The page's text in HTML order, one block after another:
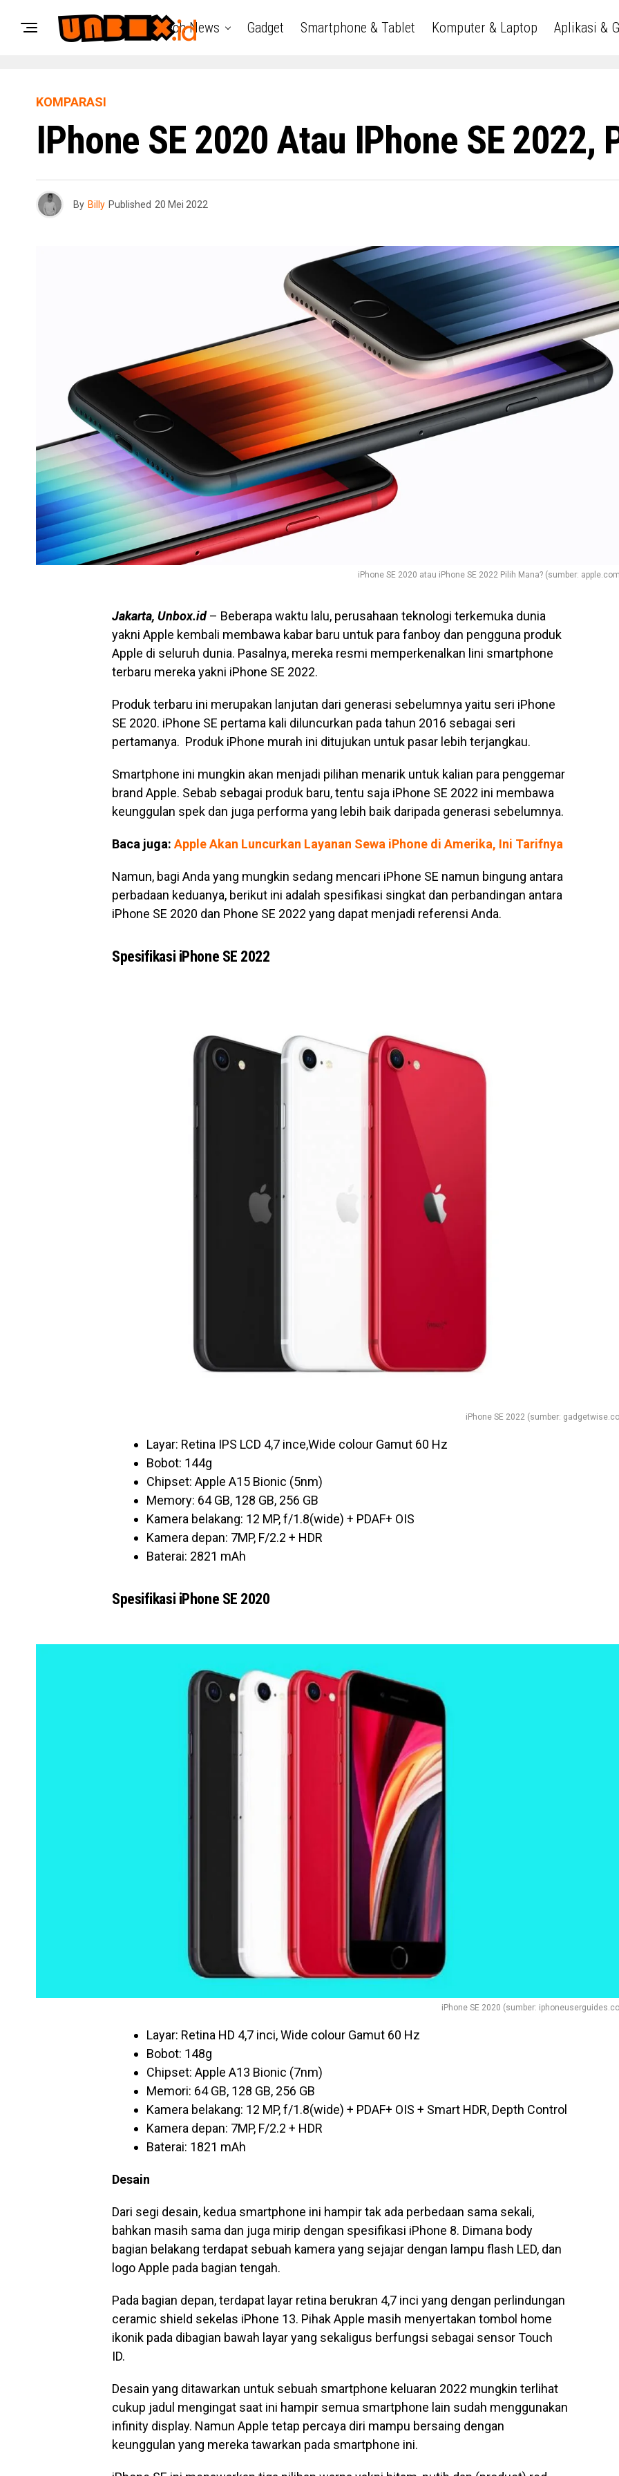
Tech News Gadget Smartphone & Tablet Komputer & Laptop Aplikasi &
KOMPARASI
IPhone SE 2020 Atau IPhone SE 2022,
By Billy Published 20 Mei 2022
iPhone SE 2020 atau iPhone SE 2022 Pilih Mana? (sumber:
Jakarta, Unbox.id– Beberapa waktu lalu, perusahaan teknologi terkemuka dunia
yakni Apple kembali membawa kabar baru untuk para fanboy dan pengguna produk
Apple di seluruh dunia. Pasalnya, mereka resmi memperkenalkan lini smartphone
terbaru mereka yakni iPhone SE 2022.
Produk terbaru ini merupakan lanjutan dari generasi sebelumnya yaitu seri iPhone
SE 2020. iPhone SE pertama kali diluncurkan pada tahun 2016 sebagai seri
pertamanya. Produk iPhone murah ini ditujukan untuk pasar lebih terjangkau.
Smartphone ini mungkin akan menjadi pilihan menarik untuk kalian para penggemar
brand Apple. Sebab sebagai produk baru, tentu saja iPhone SE 2022 ini membawa
keunggulan spek dan juga performa yang lebih baik daripada generasi sebelumnya.
Baca juga: Apple Akan Luncurkan Layanan Sewa iPhone di Amerika, Ini Tarifnya
Namun, bagi Anda yang mungkin sedang mencari iPhone SE namun bingung antara
perbadaan keduanya, berikut ini adalah spesifikasi singkat dan perbandingan antara
iPhone SE 2020 dan Phone SE 2022 yang dapat menjadi referensi Anda.
Spesifikasi iPhone SE 2022
iPhone SE 2022 (sumber:
Layar: Retina IPS LCD 4,7 ince,Wide colour Gamut 60 Hz
Bobot: 144g
Chipset: Apple A15 Bionic (5nm)
Memory: 64 GB, 128 GB, 256 GB
Kamera belakang: 12 MP, f/1.8(wide) + PDAF+ OIS
Kamera depan: 7MP, F/2.2 + HDR
Baterai: 2821 mAh
Spesifikasi iPhone SE 2020
iPhone SE 2020 (sumber:
Layar: Retina HD 4,7 inci, Wide colour Gamut 60 Hz
Bobot: 148g
Chipset: Apple A13 Bionic (7nm)
Memori: 64 GB, 128 GB, 256 GB
Kamera belakang: 12 MP, f/1.8(wide) + PDAF+ OIS + Smart HDR, Depth Control
Kamera depan: 7MP, F/2.2 + HDR
Baterai: 1821 mAh
Desain
Dari segi desain, kedua smartphone ini hampir tak ada perbedaan sama sekali,
bahkan masih sama dan juga mirip dengan spesifikasi iPhone 8. Dimana body
bagian belakang terdapat sebuah kamera yang sejajar dengan lampu flash LED, dan
logo Apple pada bagian tengah.
Pada bagian depan, terdapat layar retina berukran 4,7 inci yang dengan perlindungan
ceramic shield sekelas iPhone 13. Pihak Apple masih menyertakan tombol home
ikonik pada dibagian bawah layar yang sekaligus berfungsi sebagai sensor Touch
ID.
Desain yang ditawarkan untuk sebuah smartphone keluaran 2022 mungkin terlihat
cukup jadul mengingat saat ini hampir semua smartphone lain sudah menggunakan
infinity display. Namun Apple tetap percaya diri mampu bersaing dengan
keunggulan yang mereka tawarkan pada smartphone ini.